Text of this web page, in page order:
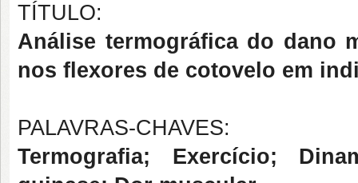
TÍTULO:
Análise termográfica do dano
nos flexores de cotovelo em
PALAVRAS-CHAVES:
Termografia; Exercício;